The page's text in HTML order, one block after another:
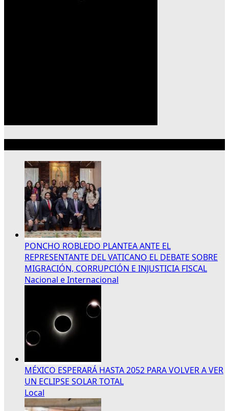
PONCHO ROBLEDO PLANTEA ANTE EL
REPRESENTANTE DEL VATICANO EL DEBATE SOBRE
MIGRACIÓN, CORRUPCIÓN E INJUSTICIA FISCAL
Nacional e Internacional
MÉXICO ESPERARÁ HASTA 2052 PARA VOLVER A VER
UN ECLIPSE SOLAR TOTAL
Local